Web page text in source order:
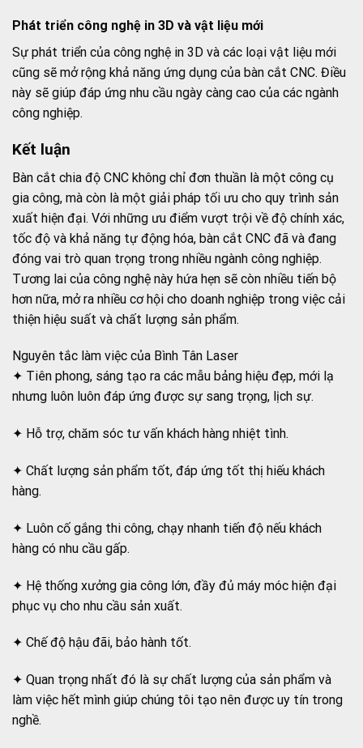
Phát triển công nghệ in 3D và vật liệu mới
Sự phát triển của công nghệ in 3D và các loại vật liệu mới
cũng sẽ mở rộng khả năng ứng dụng của bàn cắt CNC. Điều
này sẽ giúp đáp ứng nhu cầu ngày càng cao của các ngành
công nghiệp.
Kết luận
Bàn cắt chia độ CNC không chỉ đơn thuần là một công cụ
gia công, mà còn là một giải pháp tối ưu cho quy trình sản
xuất hiện đại. Với những ưu điểm vượt trội về độ chính xác,
tốc độ và khả năng tự động hóa, bàn cắt CNC đã và đang
đóng vai trò quan trọng trong nhiều ngành công nghiệp.
Tương lai của công nghệ này hứa hẹn sẽ còn nhiều tiến bộ
hơn nữa, mở ra nhiều cơ hội cho doanh nghiệp trong việc cải
thiện hiệu suất và chất lượng sản phẩm.
Nguyên tắc làm việc của Bình Tân Laser
✦ Tiên phong, sáng tạo ra các mẫu bảng hiệu đẹp, mới lạ
nhưng luôn luôn đáp ứng được sự sang trọng, lịch sự.
✦ Hỗ trợ, chăm sóc tư vấn khách hàng nhiệt tình.
✦ Chất lượng sản phẩm tốt, đáp ứng tốt thị hiếu khách
hàng.
✦ Luôn cố gắng thi công, chạy nhanh tiến độ nếu khách
hàng có nhu cầu gấp.
✦ Hệ thống xưởng gia công lớn, đầy đủ máy móc hiện đại
phục vụ cho nhu cầu sản xuất.
✦ Chế độ hậu đãi, bảo hành tốt.
✦ Quan trọng nhất đó là sự chất lượng của sản phẩm và
làm việc hết mình giúp chúng tôi tạo nên được uy tín trong
nghề.